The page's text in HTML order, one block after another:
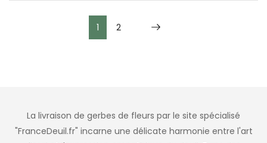
1 2
La livraison de gerbes de fleurs par le site spécialisé
"FranceDeuil.fr" incarne une délicate harmonie entre l'art